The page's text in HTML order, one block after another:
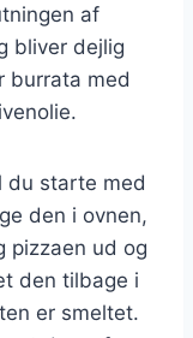
af
bliver dejlig
burrata med
du starte med
den i ovnen,
ud og
den tilbage i
er smeltet.